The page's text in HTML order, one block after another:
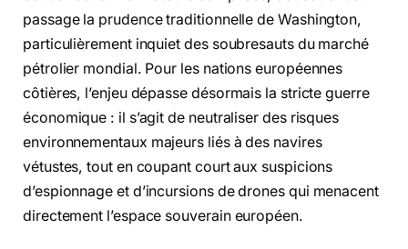
passage la prudence traditionnelle de Washington,
particulièrement inquiet des soubresauts du marché
pétrolier mondial. Pour les nations européennes
côtières, l’enjeu dépasse désormais la stricte guerre
économique : il s’agit de neutraliser des risques
environnementaux majeurs liés à des navires
vétustes, tout en coupant court aux suspicions
d’espionnage et d’incursions de drones qui menacent
directement l’espace souverain européen.